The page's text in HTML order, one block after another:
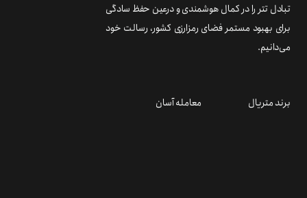
تبادل تتر را در کمال هوشمندی و درعین حفظ سادگی
برای بهبود مستمر فضای رمزارزی کشور، رسالت خود
می‌دانیم.
برند متریال معامله آسان